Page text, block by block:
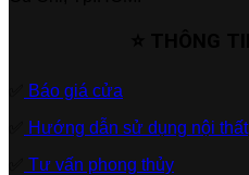
Báo giá cửa
Hướng dẫn sử dụng nội thất
Tư vấn phong thủy